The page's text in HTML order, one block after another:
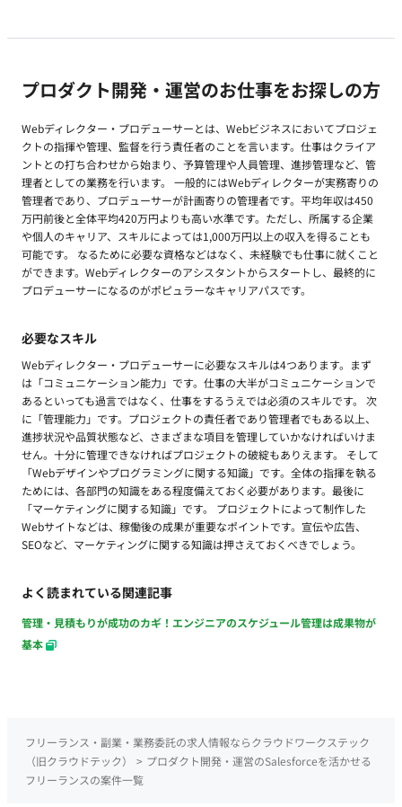
プロダクト開発・運営のお仕事をお探しの方
Webディレクター・プロデューサーとは、Webビジネスにおいてプロジェ
クトの指揮や管理、監督を行う責任者のことを言います。仕事はクライア
ントとの打ち合わせから始まり、予算管理や人員管理、進捗管理など、管
理者としての業務を行います。 一般的にはWebディレクターが実務寄りの
管理者であり、プロデューサーが計画寄りの管理者です。平均年収は450
万円前後と全体平均420万円よりも高い水準です。ただし、所属する企業
や個人のキャリア、スキルによっては1,000万円以上の収入を得ることも
可能です。 なるために必要な資格などはなく、未経験でも仕事に就くこと
ができます。Webディレクターのアシスタントからスタートし、最終的に
プロデューサーになるのがポピュラーなキャリアパスです。
必要なスキル
Webディレクター・プロデューサーに必要なスキルは4つあります。まず
は「コミュニケーション能力」です。仕事の大半がコミュニケーションで
あるといっても過言ではなく、仕事をするうえでは必須のスキルです。 次
に「管理能力」です。プロジェクトの責任者であり管理者でもある以上、
進捗状況や品質状態など、さまざまな項目を管理していかなければいけま
せん。十分に管理できなければプロジェクトの破綻もありえます。 そして
「Webデザインやプログラミングに関する知識」です。全体の指揮を執る
ためには、各部門の知識をある程度備えておく必要があります。最後に
「マーケティングに関する知識」です。 プロジェクトによって制作した
Webサイトなどは、稼働後の成果が重要なポイントです。宣伝や広告、
SEOなど、マーケティングに関する知識は押さえておくべきでしょう。
よく読まれている関連記事
管理・見積もりが成功のカギ！エンジニアのスケジュール管理は成果物が
基本
フリーランス・副業・業務委託の求人情報ならクラウドワークステック
（旧クラウドテック）
> プロダクト開発・運営のSalesforceを活かせる
フリーランスの案件一覧